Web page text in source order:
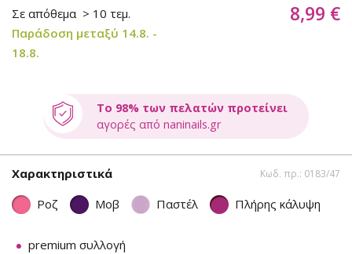
Σε απόθεμα > 10 τεμ.
Παράδοση μεταξύ 14.8. -
18.8.
8,99 €
Το 98% των πελατών προτείνει
αγορές από naninails.gr
Χαρακτηριστικά Κωδ. πρ.: 0183/47
Ροζ Μοβ Παστέλ Πλήρης κάλυψη
premium συλλογή